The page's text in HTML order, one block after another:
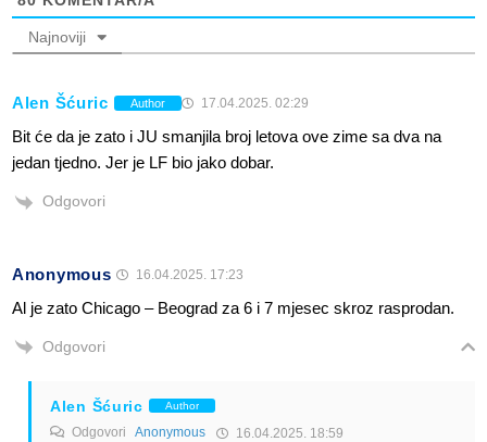
Najnoviji
Alen Šćuric Author 17.04.2025. 02:29
Bit će da je zato i JU smanjila broj letova ove zime sa dva na
jedan tjedno. Jer je LF bio jako dobar.
Odgovori
Anonymous 16.04.2025. 17:23
Al je zato Chicago – Beograd za 6 i 7 mjesec skroz rasprodan.
Odgovori
Alen Šćuric Author
Odgovori Anonymous 16.04.2025. 18:59